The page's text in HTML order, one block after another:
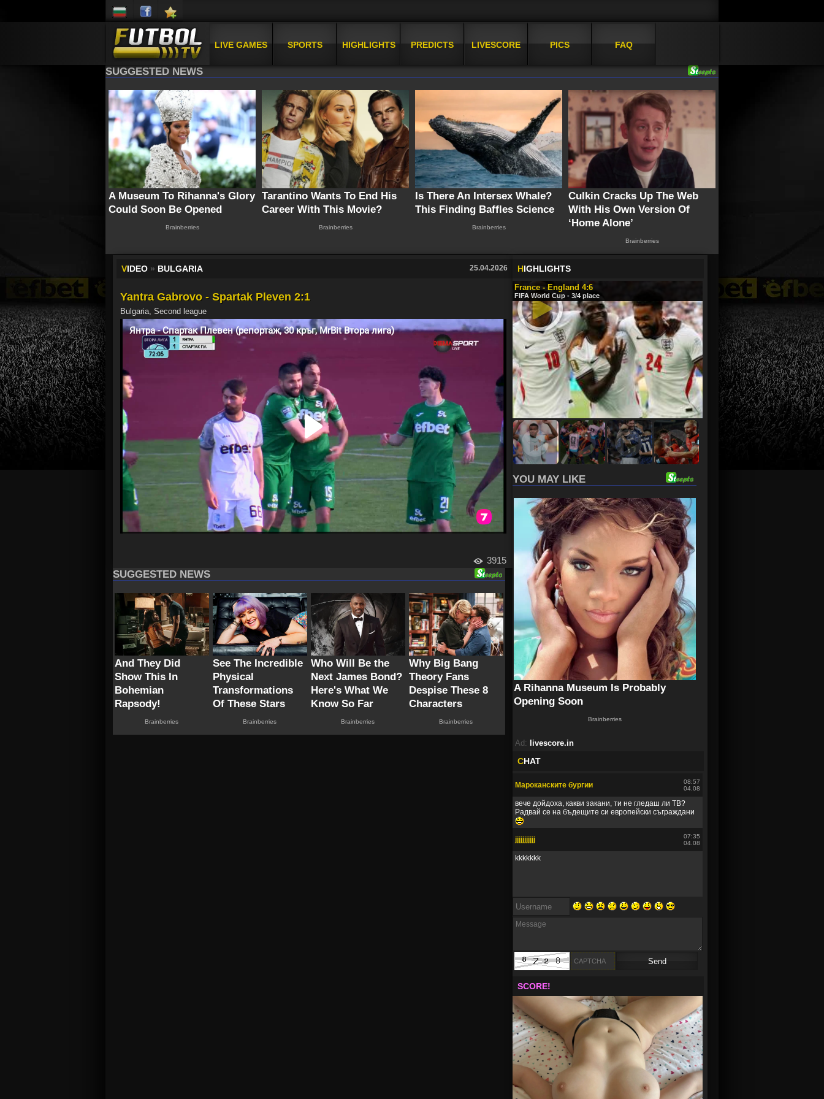
LIVE GAMES SPORTS HIGHLIGHTS PREDICTS LIVESCORE PICS FAQ
VIDEO » BULGARIA 25.04.2026
Yantra Gabrovo - Spartak Pleven 2:1
Bulgaria, Second league
3915
HIGHLIGHTS
France - England 4:6
FIFA World Cup - 3/4 place
Ad: livescore.in
CHAT
Мароканските бургии
08:57
04.08
вече дойдоха, какви закани, ти не гледаш ли ТВ?
Радвай се на бъдещите си европейски съграждани
jjjjjjjjjjj
07:35
04.08
kkkkkkk
SCORE!